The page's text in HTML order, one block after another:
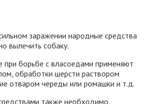
заражении народные средства
вылечить собаку.
борьбе с власоедами применяют
обработки шерсти раствором
отваром череды или ромашки и т.д.
также необходимо